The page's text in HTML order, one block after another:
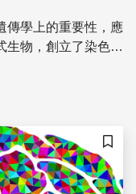
傳學上的重要性，應
生物，創立了染色體
他的左右手。丁照
儲存